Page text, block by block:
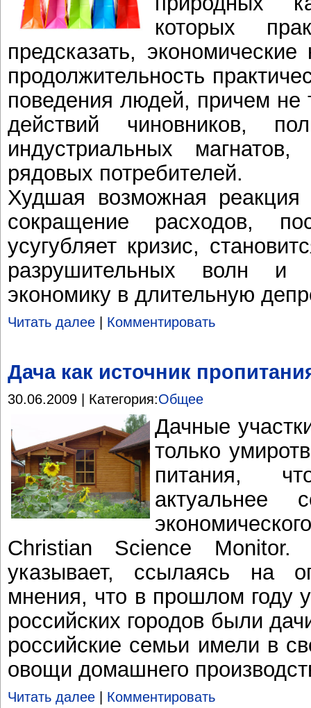
которых
предсказать,
продолжительность
поведения людей, причем не
действий чиновников,
индустриальных
рядовых потребителей.
Худшая возможная
сокращение расходов,
усугубляет кризис,
разрушительных волн и
экономику в длительную
Читать далее Комментировать
Дача как источник
30.06.2009 | Категория:Общее
Дачные
только
питания,
актуальнее
Christian Science Monitor.
указывает, ссылаясь на
мнения, что в прошлом году
российских городов были
российские семьи имели в
овощи домашнего
Читать далее Комментировать